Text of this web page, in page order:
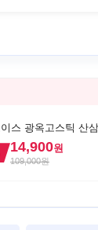
스 광옥고스틱 산
14,900원
109,000원